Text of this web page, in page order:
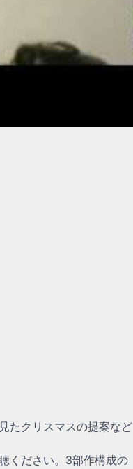
たクリスマスの提案など
ください。3部作構成の